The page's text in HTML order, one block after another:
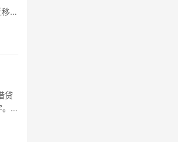
，
贷